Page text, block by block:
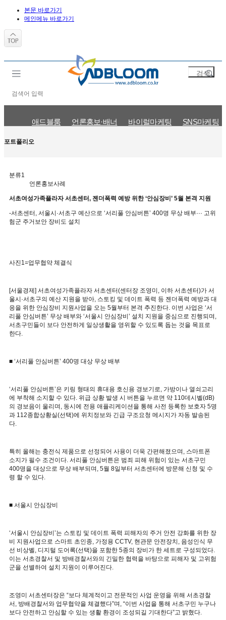
본문 바로가기
메인메뉴 바로가기
애드블룸 언론홍보·배너 바이럴마케팅 SNS마케팅
언론홍보사례
포트폴리오
분류1
언론홍보사례
서초여성가족플라자 서초센터, 젠더폭력 예방 위한 ‘안심장비’ 5월 본격 지원
-서초센터, 서울시·서초구 예산으로 ‘서리풀 안심버튼’ 400명 무상 배부··· 고위
험군 주거보안 장비도 설치
사진1=업무협약 체결식
[서울경제] 서초여성가족플라자 서초센터(센터장 조영미, 이하 서초센터)가 서
울시·서초구의 예산 지원을 받아, 스토킹 및 데이트 폭력 등 젠더폭력 예방과 대
응을 위한 안심장비 지원사업을 오는 5월부터 본격 추진한다. 이번 사업은 ‘서
리풀 안심버튼’ 무상 배부와 ‘서울시 안심장비’ 설치 지원을 중심으로 진행되며,
서초구민들이 보다 안전하게 일상생활을 영위할 수 있도록 돕는 것을 목표로
한다.
■ ‘서리풀 안심버튼’ 400명 대상 무상 배부
‘서리풀 안심버튼’은 키링 형태의 휴대용 호신용 경보기로, 가방이나 열쇠고리
에 부착해 소지할 수 있다. 위급 상황 발생 시 버튼을 누르면 약 110데시벨(dB)
의 경보음이 울리며, 동시에 전용 애플리케이션을 통해 사전 등록한 보호자 5명
과 112종합상황실(선택)에 위치정보와 긴급 구조요청 메시지가 자동 발송된
다.
특히 올해는 충전식 제품으로 선정되어 사용이 더욱 간편해졌으며, 스마트폰
소지가 필수 조건이다. 서리풀 안심버튼은 범죄 피해 위험이 있는 서초구민
400명을 대상으로 무상 배부되며, 5월 8일부터 서초센터에 방문해 신청 및 수
령 할 수 있다.
■ 서울시 안심장비
‘서울시 안심장비’는 스토킹 및 데이트 폭력 피해자의 주거 안전 강화를 위한 장
비 지원사업으로 스마트 초인종, 가정용 CCTV, 현관문 안전장치, 음성인식 무
선 비상벨, 디지털 도어록(선택)을 포함한 5종의 장비가 한 세트로 구성되었다.
이는 서초경찰서 및 방배경찰서와의 긴밀한 협력을 바탕으로 피해자 및 고위험
군을 선별하여 설치 지원이 이루어진다.
조영미 서초센터장은 “보다 체계적이고 전문적인 사업 운영을 위해 서초경찰
서, 방배경찰서와 업무협약을 체결했다”며, “이번 사업을 통해 서초구민 누구나
보다 안전하고 안심할 수 있는 생활 환경이 조성되길 기대한다”고 밝혔다.